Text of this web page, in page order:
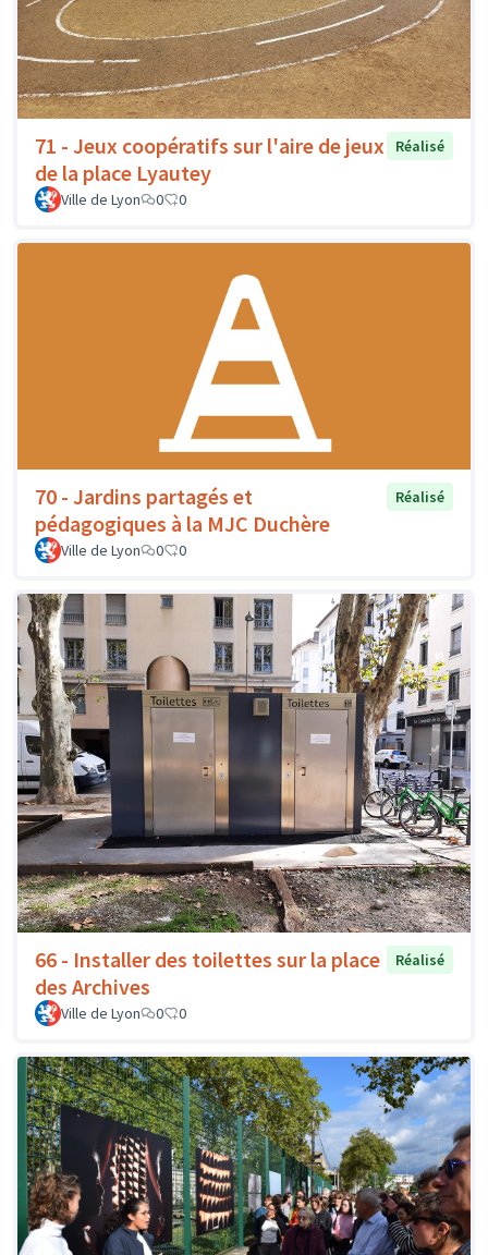
71 - Jeux coopératifs sur l'aire de jeux
de la place Lyautey
Réalisé
Ville de Lyon 0 0
70 - Jardins partagés et
pédagogiques à la MJC Duchère
Réalisé
Ville de Lyon 0 0
66 - Installer des toilettes sur la place
des Archives
Réalisé
Ville de Lyon 0 0